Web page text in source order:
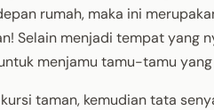
rumah, maka ini
Selain menjadi tempat yang
menjamu tamu-tamu
taman, kemudian tata